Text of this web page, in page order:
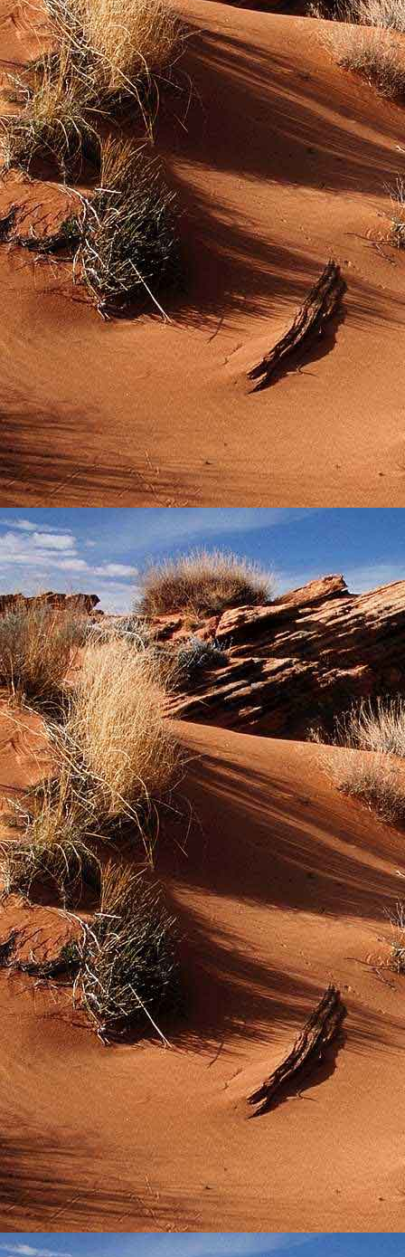
Hogy bensőmben maradjon rejtve a szellem
Megérzésem tőlem most szigorral ezt
Hogy isteni adottságaim beérvén
Teremjenek lelkem mélyén
Gyümölcsöt saját Énem számára.
17. hét
Így szól a kozmikus Ige,
Melyet érzékeim kapuin
Vezethettem lelkem mélységeibe:
Kozmikus távlataimmal töltsd be
Szellemed mélységeit, hogy
Megtalálhass engem -
18. hét
Kitágíthatom-e annyira a lelkem,
Hogy a kozmikus Igével
Melynek csíráját már magába
Úgy sejtem, hogy új erőre kapva
Lelkemet méltóvá kell tennem arra,
Hogy önmagát a szellem ruhájává
19. hét
Hogy emlékezetemmel titkon
Amit most újonnan magamba
S további törekvésem célja az
Hogy új erőre kapva ébresszen
Saját belső erőket lelkemben,
S létrejőve adjon át önmagamnak
20. hét
Csak most érzem, hogy saját létem
A kozmikus létezéstől eltávolodva
Magára maradna, önmagát
S ha csak olyan alapokra építene, ami
Akkor voltaképpen meg kellene ölnie
21. hét
Érzem, hogy egy külső termékenyítő
Megerősödve ad át önmagamnak
S érzem, hogy a csíra érlelődik,
És a sejtelem fénnyel telítve
Saját Énem erőihez bennem.
22. hét
A kozmikus messzeségekből fakadó
Nagy erővel bennünk él tovább:
A lélek belső fényévé válik,
És szellemi mélységekbe világít,
Hogy hozzon olyan gyümölcsöket,
Melyek a kozmikus Énből idővel
Emberi Énné érlelődnek.
23. hét
Ím, ősziesre fordul
Az érzékek ingerlő törekvése.
A fény megnyilatkozásába
Belevegyül a komor ködök fátyla.
S én a távoli térségben
Az ősz téli álmát nézem.
A nyár teljesen
Átadta önmagát nekem.
24. hét
Önmagát állandóan újrateremtve
A lélek felismeri önmagát,
S a világszellem működik tovább
Az önismeretben újra
S így az Én-érzék akarati
A lélek sötétjéből lesz megteremtve.
25. hét
Csak most tagozódhat belém
S ragyogva árasztja belső fényem